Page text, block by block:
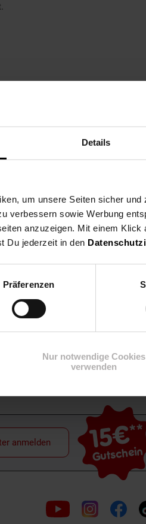
Details
um unsere Seiten sicher
verbessern sowie Werbung
anzuzeigen. Mit einem Klick
Du jederzeit in den
Präferenzen
Nur notwendige Cookies
verwenden
Weinwelt
15€**
Gutschein
anmelden
Folge
uns